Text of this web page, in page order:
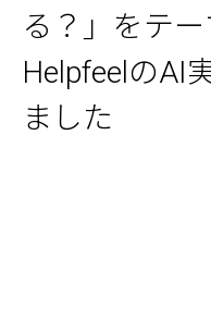
る？」をテ
HelpfeelのAI
ました